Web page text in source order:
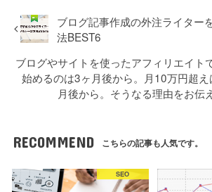
ブログ記事作成の外注ライター
法BEST6
ブログやサイトを使ったアフィリエイト
始めるのは3ヶ月後から。月10万円超え
月後から。そうなる理由をお伝
RECOMMEND こちらの記事も人気です。
SEO